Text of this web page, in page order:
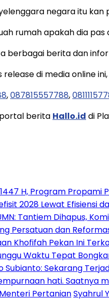
negara itu
rumah apakah dia
berbagai berita dan
di media online
,087815557788,
berita Hallo.id di
H, Program Propami
2028 Lewat Efisiensi
Tantiem Dihapus,
Persatuan dan
Khofifah Pekan Ini
Waktu Tepat
Subianto: Sekarang
hati. Saatnya
Menteri PertanianSyahrul